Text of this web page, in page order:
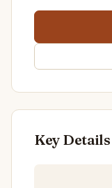
Key Details